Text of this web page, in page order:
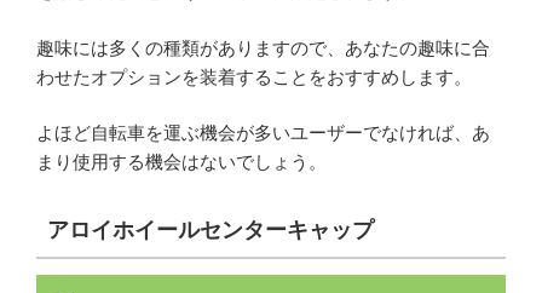
趣味には多くの種類がありますので、あなたの趣味に合
わせたオプションを装着することをおすすめします。
よほど自転車を運ぶ機会が多いユーザーでなければ、あ
まり使用する機会はないでしょう。
アロイホイールセンターキャップ